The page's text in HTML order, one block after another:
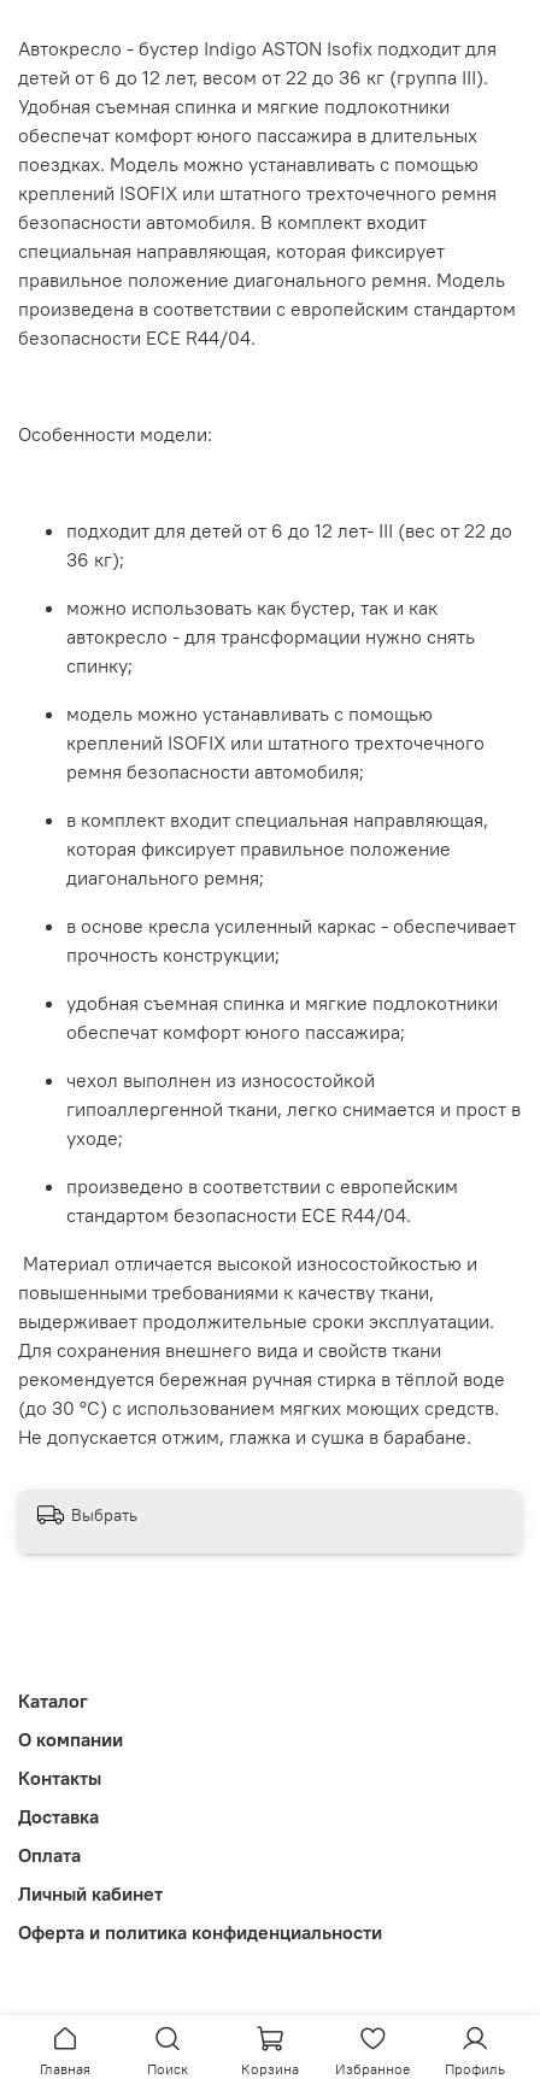
Автокресло - бустер Indigo ASTON Isofix подходит для
детей от 6 до 12 лет, весом от 22 до 36 кг (группа III).
Удобная съемная спинка и мягкие подлокотники
обеспечат комфорт юного пассажира в длительных
поездках. Модель можно устанавливать с помощью
креплений ISOFIX или штатного трехточечного ремня
безопасности автомобиля. В комплект входит
специальная направляющая, которая фиксирует
правильное положение диагонального ремня. Модель
произведена в соответствии с европейским стандартом
безопасности ECE R44/04.
Особенности модели:
подходит для детей от 6 до 12 лет- III (вес от 22 до
36 кг);
можно использовать как бустер, так и как
автокресло - для трансформации нужно снять
спинку;
модель можно устанавливать с помощью
креплений ISOFIX или штатного трехточечного
ремня безопасности автомобиля;
в комплект входит специальная направляющая,
которая фиксирует правильное положение
диагонального ремня;
в основе кресла усиленный каркас - обеспечивает
прочность конструкции;
удобная съемная спинка и мягкие подлокотники
обеспечат комфорт юного пассажира;
чехол выполнен из износостойкой
гипоаллергенной ткани, легко снимается и прост в
уходе;
произведено в соответствии с европейским
стандартом безопасности ECE R44/04.
Материал отличается высокой износостойкостью и
повышенными требованиями к качеству ткани,
выдерживает продолжительные сроки эксплуатации.
Для сохранения внешнего вида и свойств ткани
рекомендуется бережная ручная стирка в тёплой воде
(до 30 °C) с использованием мягких моющих средств.
Не допускается отжим, глажка и сушка в барабане.
Выбрать
Каталог
О компании
Контакты
Доставка
Оплата
Личный кабинет
Оферта и политика конфиденциальности
Главная Поиск Корзина Избранное Профиль